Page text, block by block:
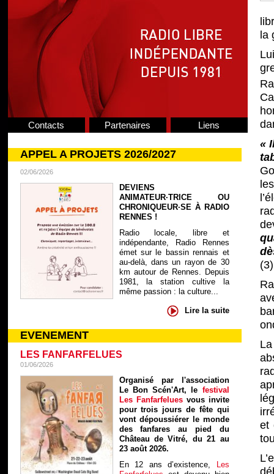
Contacts Partenaires Liens
APPEL A PROJETS 2026/2027
02/06/2026
DEVIENS
ANIMATEUR·TRICE OU
CHRONIQUEUR·SE À RADIO
RENNES !
Radio locale, libre et
indépendante, Radio Rennes
émet sur le bassin rennais et
au-delà, dans un rayon de 30
km autour de Rennes. Depuis
1981, la station cultive la
même passion : la culture...
Lire la suite
EVENEMENT
LES FANFARFELUES
01/06/2026
Organisé par l'association
Le Bon Scén'Art, le festival
Les Fanfarfelues vous invite
pour trois jours de fête qui
vont dépoussiérer le monde
des fanfares au pied du
Château de Vitré, du 21 au
23 août 2026.
En 12 ans d’existence, Les
la
«
et